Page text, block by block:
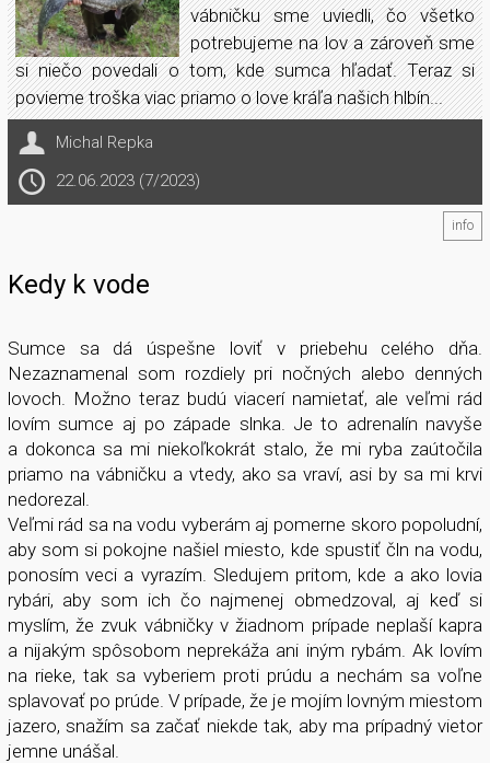
vábničku sme uviedli, čo všetko
potrebujeme na lov a zároveň sme
si niečo povedali o tom, kde sumca hľadať. Teraz si
povieme troška viac priamo o love kráľa našich hlbín...
Michal Repka
22.06.2023 (7/2023)
info
Kedy k vode
Sumce sa dá úspešne loviť v priebehu celého dňa.
Nezaznamenal som rozdiely pri nočných alebo denných
lovoch. Možno teraz budú viacerí namietať, ale veľmi rád
lovím sumce aj po západe slnka. Je to adrenalín navyše
a dokonca sa mi niekoľkokrát stalo, že mi ryba zaútočila
priamo na vábničku a vtedy, ako sa vraví, asi by sa mi krvi
nedorezal.
Veľmi rád sa na vodu vyberám aj pomerne skoro popoludní,
aby som si pokojne našiel miesto, kde spustiť čln na vodu,
ponosím veci a vyrazím. Sledujem pritom, kde a ako lovia
rybári, aby som ich čo najmenej obmedzoval, aj keď si
myslím, že zvuk vábničky v žiadnom prípade neplaší kapra
a nijakým spôsobom neprekáža ani iným rybám. Ak lovím
na rieke, tak sa vyberiem proti prúdu a nechám sa voľne
splavovať po prúde. V prípade, že je mojím lovným miestom
jazero, snažím sa začať niekde tak, aby ma prípadný vietor
jemne unášal.